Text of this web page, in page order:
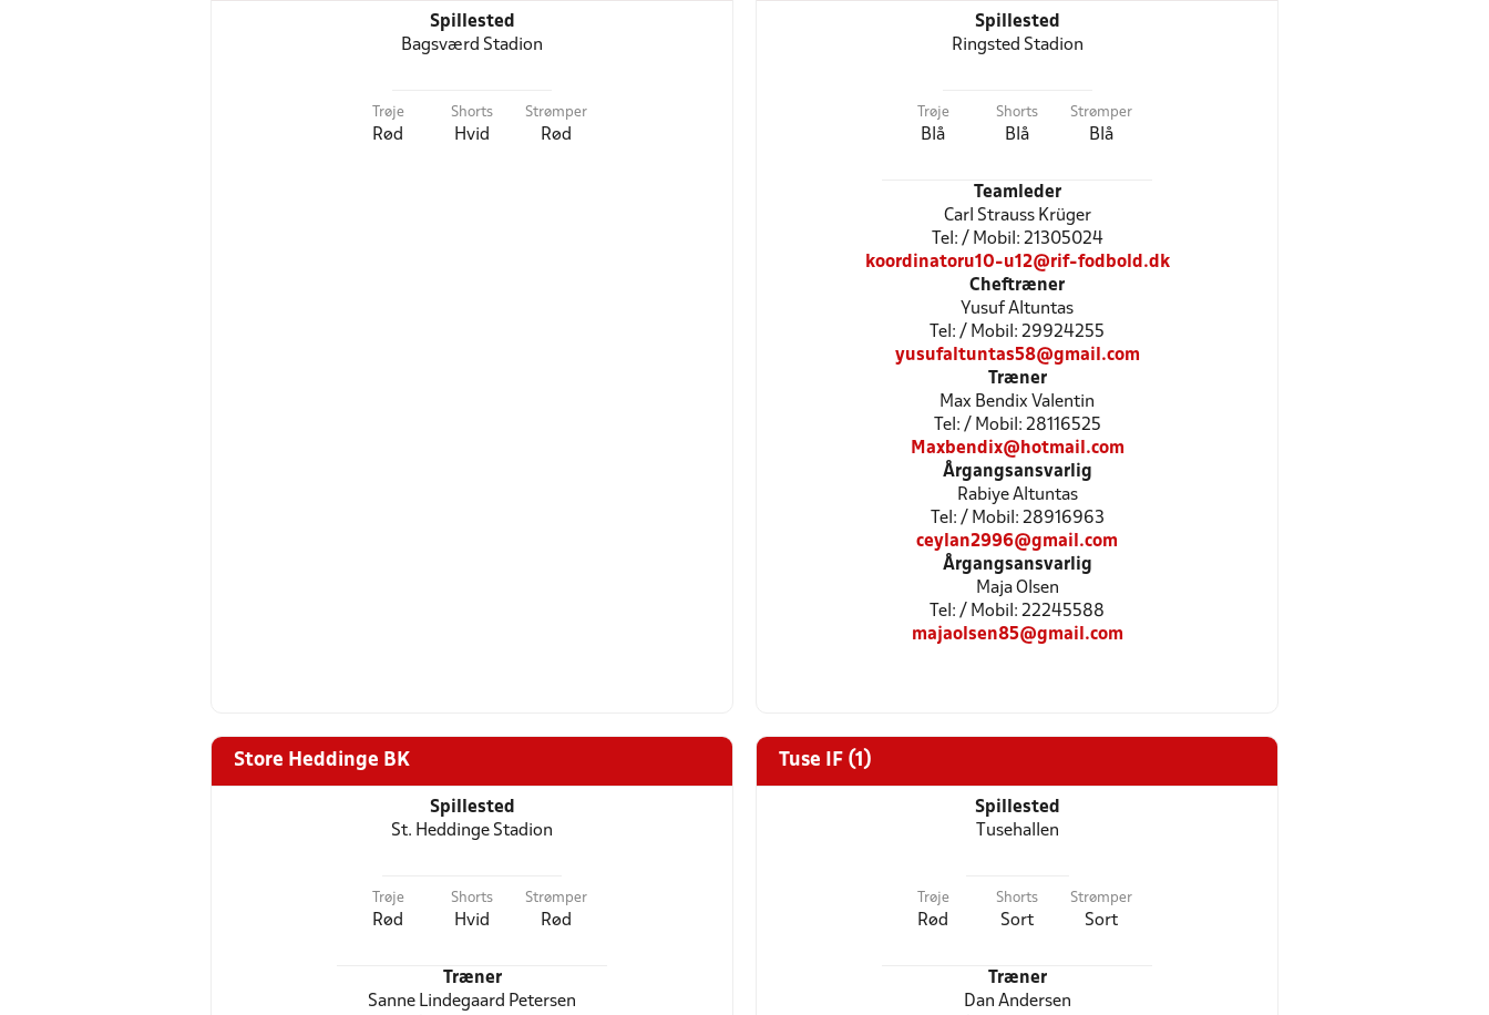
Spillested
Bagsværd Stadion
Trøje
Rød
Shorts
Hvid
Strømper
Rød
Spillested
Ringsted Stadion
Trøje
Blå
Shorts
Blå
Strømper
Blå
Teamleder
Carl Strauss Krüger
Tel: / Mobil: 21305024
koordinatoru10-u12@rif-fodbold.dk
Cheftræner
Yusuf Altuntas
Tel: / Mobil: 29924255
yusufaltuntas58@gmail.com
Træner
Max Bendix Valentin
Tel: / Mobil: 28116525
Maxbendix@hotmail.com
Årgangsansvarlig
Rabiye Altuntas
Tel: / Mobil: 28916963
ceylan2996@gmail.com
Årgangsansvarlig
Maja Olsen
Tel: / Mobil: 22245588
majaolsen85@gmail.com
Store Heddinge BK
Spillested
St. Heddinge Stadion
Trøje
Rød
Shorts
Hvid
Strømper
Rød
Træner
Sanne Lindegaard Petersen
Tuse IF (1)
Spillested
Tusehallen
Trøje
Rød
Shorts
Sort
Strømper
Sort
Træner
Dan Andersen